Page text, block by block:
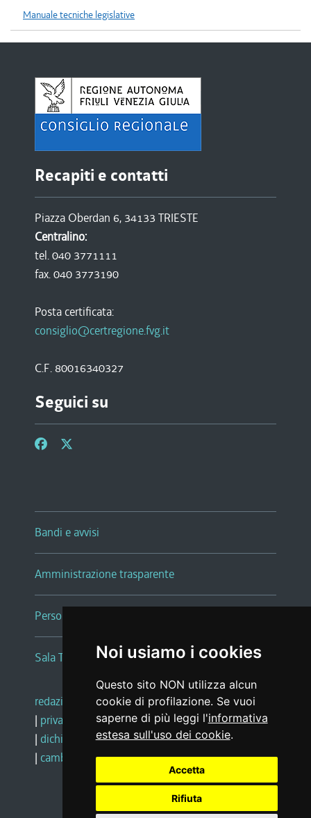
Noi usiamo i cookies
Questo sito NON utilizza alcun
cookie di profilazione. Se vuoi
saperne di più leggi l'informativa
estesa sull'uso dei cookie.
Accetta
Rifiuta
Manuale tecniche legislative
Recapiti e contatti
Piazza Oberdan 6, 34133 TRIESTE
Centralino:
tel. 040 3771111
fax. 040 3773190
Posta certificata:
consiglio@certregione.fvg.it
C.F. 80016340327
Seguici su
Bandi e avvisi
Amministrazione trasparente
Persone e Uffici
Sala Tiziano Tessitori
redazione web |note legali |glossario
| privacy
social media policy
| dichiarazione di accessibilità |feedback
| cambio preferenze cookie
Realizzato da